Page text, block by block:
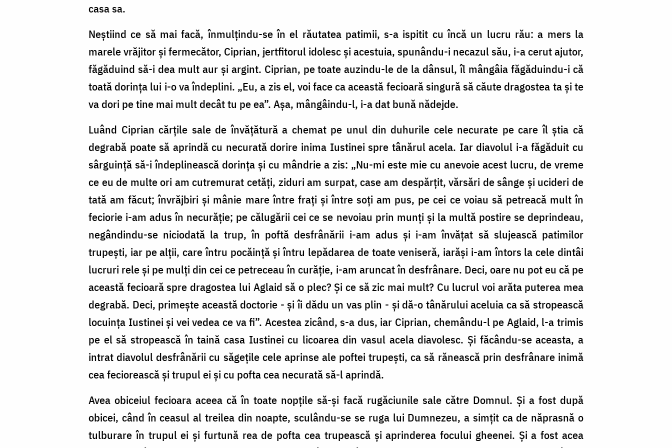
casa sa.
Neștiind ce să mai facă, înmulțindu-se în el răutatea patimii, s-a ispitit cu încă un lucru rău: a mers la
marele vrăjitor și fermecător, Ciprian, jertfitorul idolesc și acestuia, spunându-i necazul său, i-a cerut ajutor,
făgăduind să-i dea mult aur și argint. Ciprian, pe toate auzindu-le de la dânsul, îl mângâia făgăduindu-i că
toată dorința lui i-o va îndeplini. „Eu, a zis el, voi face ca această fecioară singură să căute dragostea ta și te
va dori pe tine mai mult decât tu pe ea”. Așa, mângâindu-l, i-a dat bună nădejde.
Luând Ciprian cărțile sale de învățătură a chemat pe unul din duhurile cele necurate pe care îl știa că
degrabă poate să aprindă cu necurată dorire inima Iustinei spre tânărul acela. Iar diavolul i-a făgăduit cu
sârguință să-i îndeplinească dorința și cu mândrie a zis: „Nu-mi este mie cu anevoie acest lucru, de vreme
ce eu de multe ori am cutremurat cetăți, ziduri am surpat, case am despărțit, vărsări de sânge și ucideri de
tată am făcut; învrăjbiri și mânie mare între frați și între soți am pus, pe cei ce voiau să petreacă mult în
feciorie i-am adus în necurăție; pe călugării cei ce se nevoiau prin munți și la multă postire se deprindeau,
negândindu-se niciodată la trup, în poftă desfrânării i-am adus și i-am învățat să slujească patimilor
trupești, iar pe alții, care întru pocăință și întru lepădarea de toate veniseră, iarăși i-am întors la cele dintâi
lucruri rele și pe mulți din cei ce petreceau în curăție, i-am aruncat în desfrânare. Deci, oare nu pot eu că pe
această fecioară spre dragostea lui Aglaid să o plec? Și ce să zic mai mult? Cu lucrul voi arăta puterea mea
degrabă. Deci, primește această doctorie - și îi dădu un vas plin - și dă-o tânărului aceluia ca să stropească
locuința Iustinei și vei vedea ce va fi”. Acestea zicând, s-a dus, iar Ciprian, chemându-l pe Aglaid, l-a trimis
pe el să stropească în taină casa Iustinei cu licoarea din vasul acela diavolesc. Și făcându-se aceasta, a
intrat diavolul desfrânării cu săgețile cele aprinse ale poftei trupești, ca să rănească prin desfrânare inimă
cea feciorească și trupul ei și cu pofta cea necurată să-l aprindă.
Avea obiceiul fecioara aceea că în toate nopțile să-și facă rugăciunile sale către Domnul. Și a fost după
obicei, când în ceasul al treilea din noapte, sculându-se se ruga lui Dumnezeu, a simțit ca de năprasnă o
tulburare în trupul ei și furtună rea de pofta cea trupească și aprinderea focului gheenei. Și a fost acea